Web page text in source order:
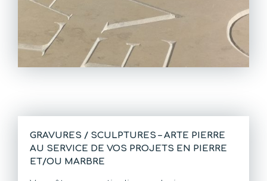
GRAVURES / SCULPTURES – ARTE PIERRE
AU SERVICE DE VOS PROJETS EN PIERRE
ET/OU MARBRE